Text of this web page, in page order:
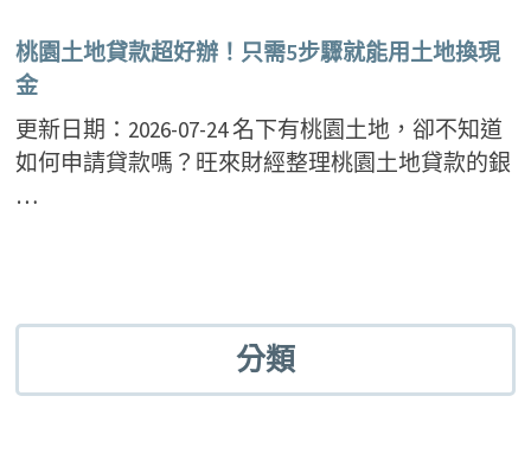
桃園土地貸款超好辦！只需5步驟就能用土地換現
金
更新日期：2026-07-24 名下有桃園土地，卻不知道
如何申請貸款嗎？旺來財經整理桃園土地貸款的銀
…
分類